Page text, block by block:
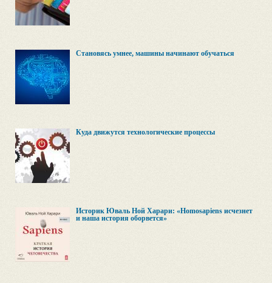
Становясь умнее, машины начинают обучаться
Куда движутся технологические процессы
Историк Юваль Ной Харари: «Homosapiens исчезнет
и наша история оборвется»